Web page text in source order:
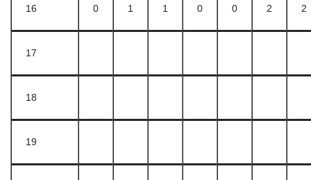
16 0 1 1 0 0 2 2
17
18
19